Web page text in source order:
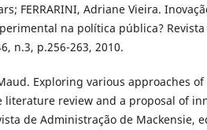
FERRARINI, Adriane Vieira.
na política pública? Revista
n.3, p.256-263, 2010.
Exploring various approaches
literature review and a proposal of
de Administração de Mackensie,